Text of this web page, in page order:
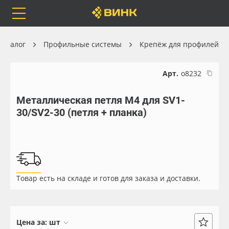
Каталог
Бренды
Доставка
Весь каталог
Самоклеящиеся плёнки
Листовые материалы
Профильные системы Крепёж для профилей
Арт. о8232
Металлическая петля М4 для SV1-
30/SV2-30 (петля + планка)
Товар есть на складе и готов для заказа и доставки.
Цена за: шт